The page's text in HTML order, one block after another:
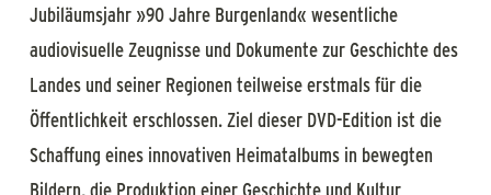
Jubiläumsjahr »90 Jahre Burgenland« wesentliche
audiovisuelle Zeugnisse und Dokumente zur Geschichte des
Landes und seiner Regionen teilweise erstmals für die
Öffentlichkeit erschlossen. Ziel dieser DVD-Edition ist die
Schaffung eines innovativen Heimatalbums in bewegten
Bildern, die Produktion einer Geschichte und Kultur